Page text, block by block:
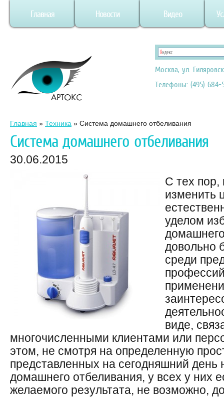
Главная Новости Видео
Москва, ул.
Телефоны: (495) 684-
Главная » Техника » Система домашнего отбеливания
Система домашнего отбеливания
30.06.2015
С тех пор,
изменить
уделом
довольно
среди
виде,
многочисленными клиентами или
этом, не смотря на определенную
представленных на сегодняшний день
домашнего отбеливания, у всех у них
желаемого результата, не возможно,